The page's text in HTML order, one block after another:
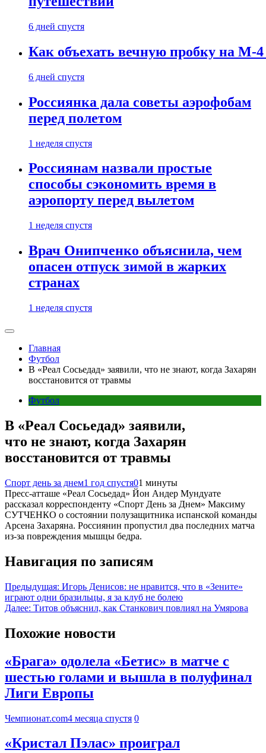
6 дней спустя
Как объехать вечную пробку на М-
6 дней спустя
Россиянка дала советы аэрофобам
перед полетом
1 неделя спустя
Россиянам назвали простые
способы сэкономить время в
аэропорту перед вылетом
1 неделя спустя
Врач Онипченко объяснила, чем
опасен отпуск зимой в жарких
странах
1 неделя спустя
Главная
Футбол
В «Реал Сосьедад» заявили, что не знают, когда Захарян
восстановится от травмы
Футбол
В «Реал Сосьедад» заявили,
что не знают, когда Захарян
восстановится от травмы
Спорт день за днем1 год спустя01 минуты
Пресс-атташе «Реал Сосьедад» Йон Андер Мундуате
рассказал корреспонденту «Спорт День за Днем» Максиму
СУТЧЕНКО о состоянии полузащитника испанской команды
Арсена Захаряна. Россиянин пропустил два последних матча
из‑за повреждения мышцы бедра.
Навигация по записям
Предыдущая: Игорь Денисов: не нравится, что в «Зените»
играют одни бразильцы, я за клуб не болею
Далее: Титов объяснил, как Станкович повлиял на Умярова
Похожие новости
«Брага» одолела «Бетис» в матче с
шестью голами и вышла в полуфинал
Лиги Европы
Чемпионат.com4 месяца спустя 0
«Кристал Пэлас» проиграл